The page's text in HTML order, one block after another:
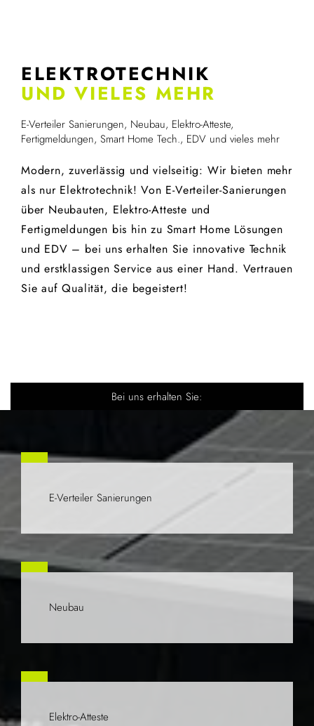
ELEKTROTECHNIK
UND VIELES MEHR
E-Verteiler Sanierungen, Neubau, Elektro-Atteste,
Fertigmeldungen, Smart Home Tech., EDV und vieles mehr
Modern, zuverlässig und vielseitig: Wir bieten mehr
als nur Elektrotechnik! Von E-Verteiler-Sanierungen
über Neubauten, Elektro-Atteste und
Fertigmeldungen bis hin zu Smart Home Lösungen
und EDV – bei uns erhalten Sie innovative Technik
und erstklassigen Service aus einer Hand. Vertrauen
Sie auf Qualität, die begeistert!
Bei uns erhalten Sie:
E-Verteiler Sanierungen
Neubau
Elektro-Atteste